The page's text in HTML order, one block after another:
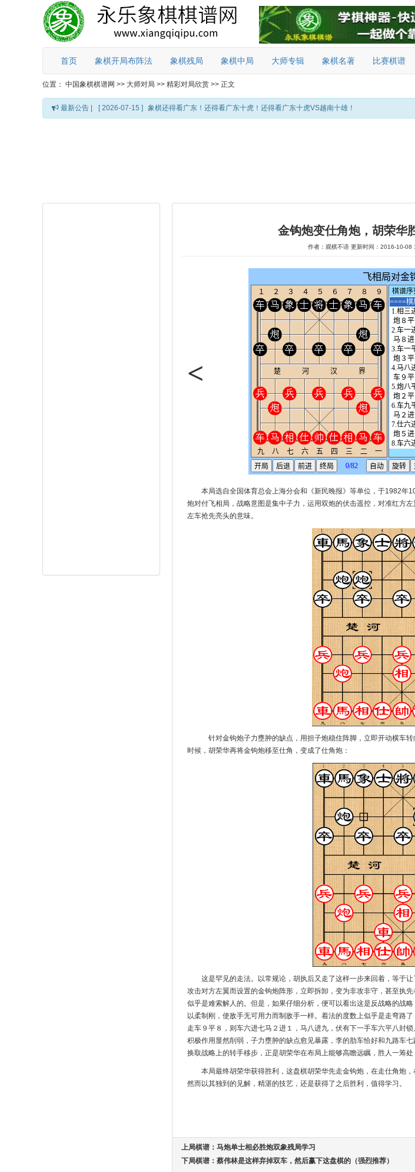
首页 象棋开局布阵法 象棋残局 象棋中局 大师专辑 象棋名著 比赛棋谱
位置： 中国象棋棋谱网 >> 大师对局 >> 精彩对局欣赏 >> 正文
最新公告 | [ 2026-07-15 ] 象棋还得看广东！还得看广东十虎！还得看广东十虎VS越南十雄！
金钩炮变仕角炮，胡荣华
作者：观棋不语 更新时间：2016-10-08
本局选自全国体育总会上海分会和《新民晚报》等单位，于1982年
炮对付飞相局，战略意图是集中子力，运用双炮的伏击遥控，对准红方
左车抢先亮头的意味。
针对金钩炮子力壅肿的缺点，用担子炮稳住阵脚，立即开动横车
时候，胡荣华再将金钩炮移至仕角，变成了仕角炮：
这是罕见的走法。以常规论，胡执后又走了这样一步来回着，等于
攻击对方左翼而设置的金钩炮阵形，立即拆卸，变为非攻非守，甚至执
似乎是难索解人的。但是，如果仔细分析，便可以看出这是反战略的战
以柔制刚，使敌手无可用力而制敌手一样。着法的度数上似乎是走弯路
走车９平８，则车六进七马２进１，马八进九，伏有下一手车六平八封
积极作用显然削弱，子力壅肿的缺点愈见暴露，李的肋车恰好和九路车
换取战略上的转手移步，正是胡荣华在布局上能够高瞻远瞩，胜人一筹处
本局最终胡荣华获得胜利，这盘棋胡荣华先走金钩炮，在走仕角炮
然而以其独到的见解，精湛的技艺，还是获得了之后胜利，值得学习。
<
上局棋谱： 马炮单士相必胜炮双象残局学习
下局棋谱： 蔡伟林是这样弃掉双车，然后赢下这盘棋的（强烈推荐）